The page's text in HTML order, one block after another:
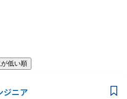
低い順
ジニア